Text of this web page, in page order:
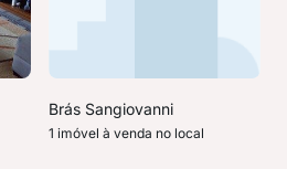
Brás Sangiovanni
1 imóvel à venda no local